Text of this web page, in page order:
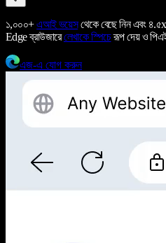
১,০০০+এআই ভয়েসথেকে বেছে নিন এবং
Edge ব্রাউজারেলেখাকে স্পিচেরূপ দেয় ও
এজ-এ যোগ করুন